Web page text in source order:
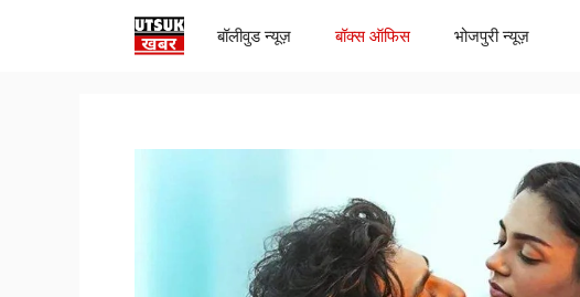
बॉलीवुड न्यूज़ बॉक्स ऑफिस भोजपुरी न्यूज़